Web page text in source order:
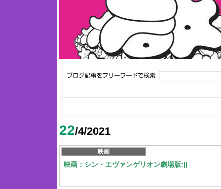
22/4/2021
映画
映画：シン・エヴァンゲリオン劇場版:||